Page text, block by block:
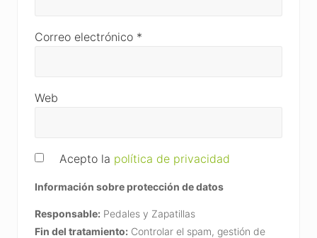
Correo electrónico *
Web
Acepto la política de privacidad
Información sobre protección de datos
Responsable: Pedales y Zapatillas
Fin del tratamiento: Controlar el spam, gestión de